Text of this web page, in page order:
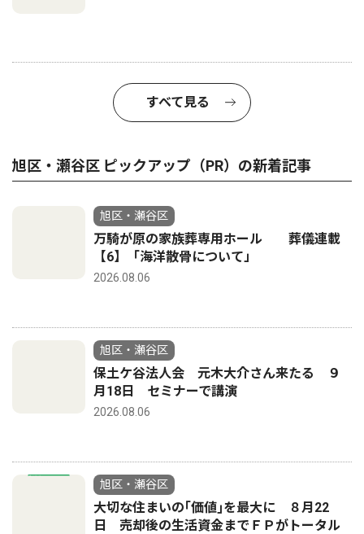
すべて見る
旭区・瀬谷区 ピックアップ（PR）の新着記事
旭区・瀬谷区
万騎が原の家族葬専用ホール 葬儀連載
【6】「海洋散骨について」
2026.08.06
旭区・瀬谷区
保土ケ谷法人会 元木大介さん来たる ９
月18日 セミナーで講演
2026.08.06
旭区・瀬谷区
大切な住まいの｢価値｣を最大に ８月22
日 売却後の生活資金までＦＰがトータル